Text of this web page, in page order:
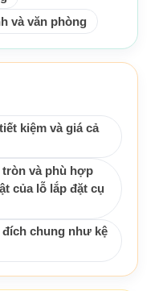
và văn phòng
kiệm và giá cả
tròn và phù hợp
của lỗ lắp đặt cụ
chung như kệ